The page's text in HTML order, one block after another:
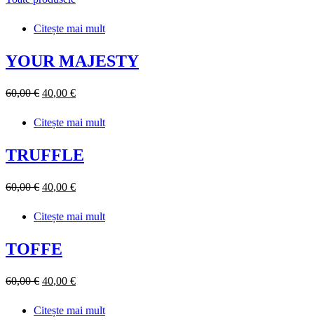
Citește mai mult
YOUR MAJESTY
60,00 € Prețul
a
fost:
60,00 €.
40,00 €
este:
40,00 €.
Citește mai mult
TRUFFLE
60,00 € Prețul
a
fost:
60,00 €.
40,00 €
este:
Citește mai mult
TOFFE
60,00 € Prețul
a
40,00 €
este:
Citește mai mult